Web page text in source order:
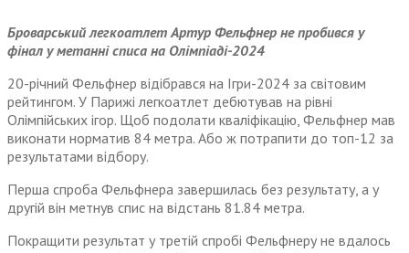
Броварський легкоатлет Артур Фельфнер не пробився у
фінал у метанні списа на Олімпіаді-2024
20-річний Фельфнер відібрався на Ігри-2024 за світовим
рейтингом. У Парижі легкоатлет дебютував на рівні
Олімпійських ігор. Щоб подолати кваліфікацію, Фельфнер мав
виконати норматив 84 метра. Або ж потрапити до топ-12 за
результатами відбору.
Перша спроба Фельфнера завершилась без результату, а у
другій він метнув спис на відстань 81.84 метра.
Покращити результат у третій спробі Фельфнеру не вдалось